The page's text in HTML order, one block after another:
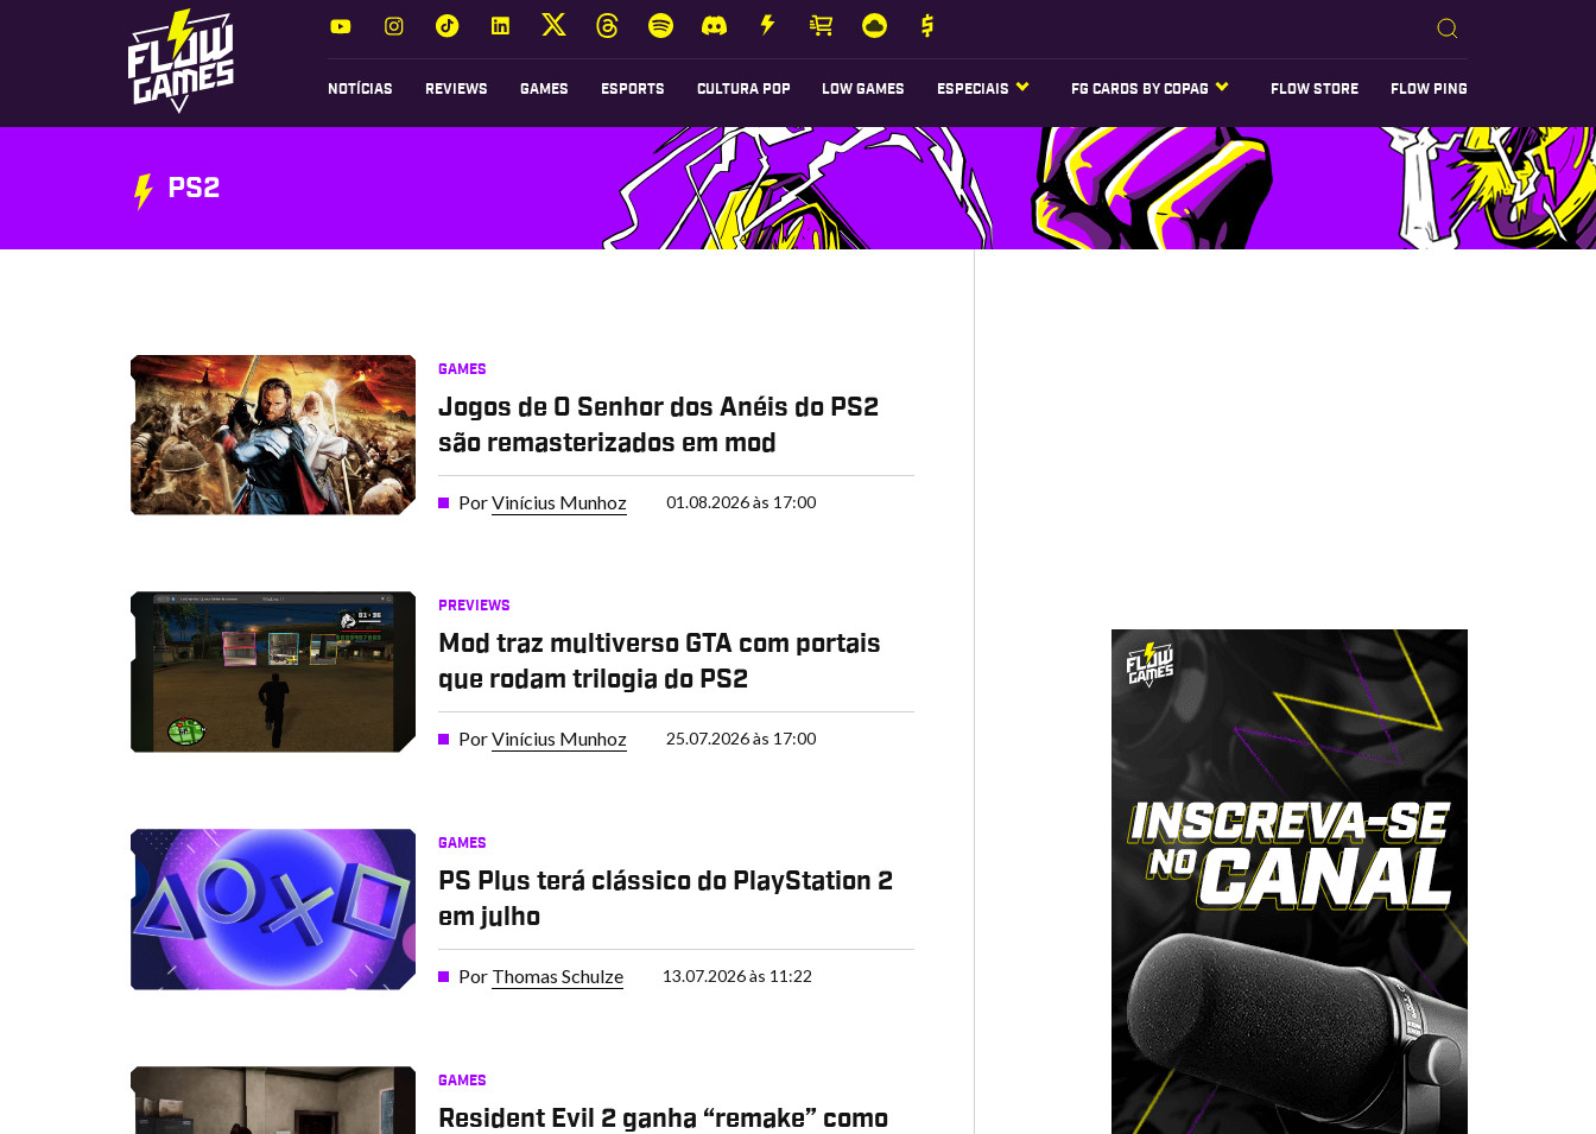
NOTÍCIAS REVIEWS GAMES ESPORTS CULTURA POP LOW GAMES ESPECIAIS FG CARDS BY COPAG FLOW STORE FLOW PING
PS2
GAMES
Jogos de O Senhor dos Anéis do PS2
são remasterizados em mod
PorVinícius Munhoz 01.08.2026 às 17:00
PREVIEWS
Mod traz multiverso GTA com portais
que rodam trilogia do PS2
PorVinícius Munhoz 25.07.2026 às 17:00
GAMES
PS Plus terá clássico do PlayStation 2
em julho
Por Thomas Schulze 13.07.2026 às 11:22
GAMES
Resident Evil 2 ganha “remake” como